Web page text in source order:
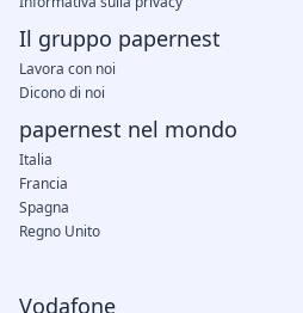
Vodafone
Il gruppo papernest
Lavora con noi
Dicono di noi
papernest nel mondo
Italia
Francia
Spagna
Regno Unito